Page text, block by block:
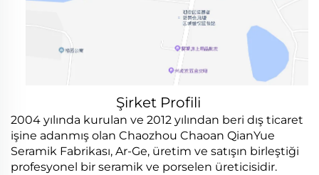
Şirket Profili
2004 yılında kurulan ve 2012 yılından beri dış ticaret
işine adanmış olan Chaozhou Chaoan QianYue
Seramik Fabrikası, Ar-Ge, üretim ve satışın birleştiği
profesyonel bir seramik ve porselen üreticisidir.